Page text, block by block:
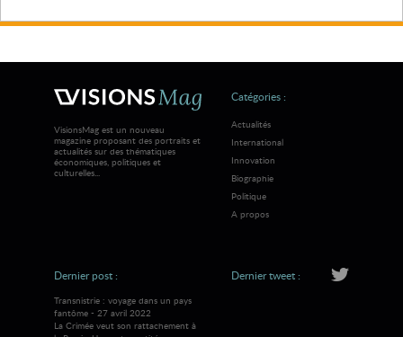
VisionsMag est un nouveau
magazine proposant des portraits et
actualités sur des thématiques
économiques, politiques et
culturelles...
Catégories :
Actualités
International
Innovation
Biographie
Politique
A propos
Dernier post :
Transnistrie : voyage dans un pays
fantôme - 27 avril 2022
La Crimée veut son rattachement à
Dernier tweet :